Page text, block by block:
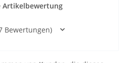
Artikelbewertung
Bewertungen)